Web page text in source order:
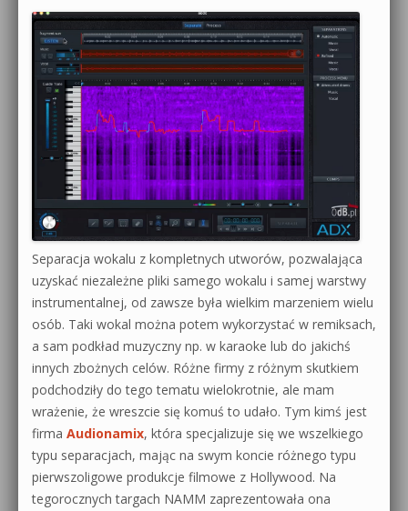
Separacja wokalu z kompletnych utworów, pozwalająca
uzyskać niezależne pliki samego wokalu i samej warstwy
instrumentalnej, od zawsze była wielkim marzeniem wielu
osób. Taki wokal można potem wykorzystać w remiksach,
a sam podkład muzyczny np. w karaoke lub do jakichś
innych zbożnych celów. Różne firmy z różnym skutkiem
podchodziły do tego tematu wielokrotnie, ale mam
wrażenie, że wreszcie się komuś to udało. Tym kimś jest
firma Audionamix, która specjalizuje się we wszelkiego
typu separacjach, mając na swym koncie różnego typu
pierwszoligowe produkcje filmowe z Hollywood. Na
tegorocznych targach NAMM zaprezentowała ona